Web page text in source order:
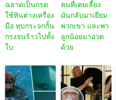
ฉลาดเป็นกรด
ใช้หินต่างเครื่อง
มือ ทุบกระจกกั้น
กรงจนร้าวไปทั้ง
ใบ
คนที่เคยเลี้ยง
มันกลับมาเยี่ยม
พวกเขา และพา
ลูกน้อยมาอวด
ด้วย